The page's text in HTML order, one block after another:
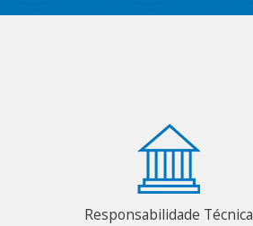
Responsabilidade Técnica